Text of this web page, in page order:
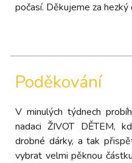
počasí. Děkujeme za hezký
Poděkování
V minulých týdnech
nadaci ŽIVOT DĚTEM,
drobné dárky, a tak
vybrat velmi pěknou